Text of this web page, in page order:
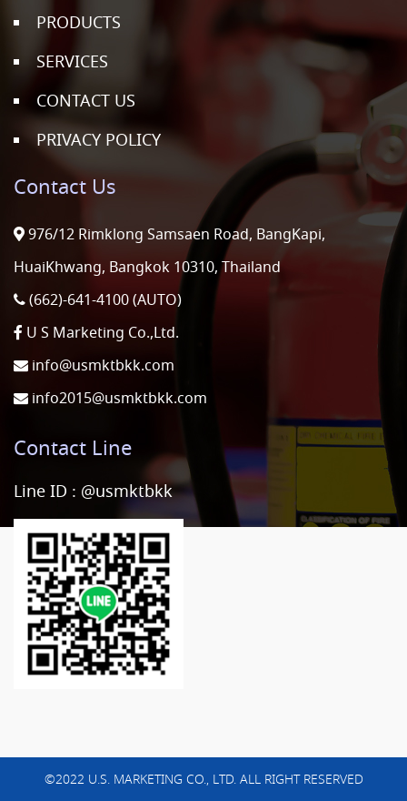
PRODUCTS
SERVICES
CONTACT US
PRIVACY POLICY
Contact Us
976/12 Rimklong Samsaen Road, BangKapi,
HuaiKhwang, Bangkok 10310, Thailand
(662)-641-4100 (AUTO)
U S Marketing Co.,Ltd.
info@usmktbkk.com
info2015@usmktbkk.com
Contact Line
Line ID : @usmktbkk
©2022 U.S. MARKETING CO., LTD. ALL RIGHT RESERVED